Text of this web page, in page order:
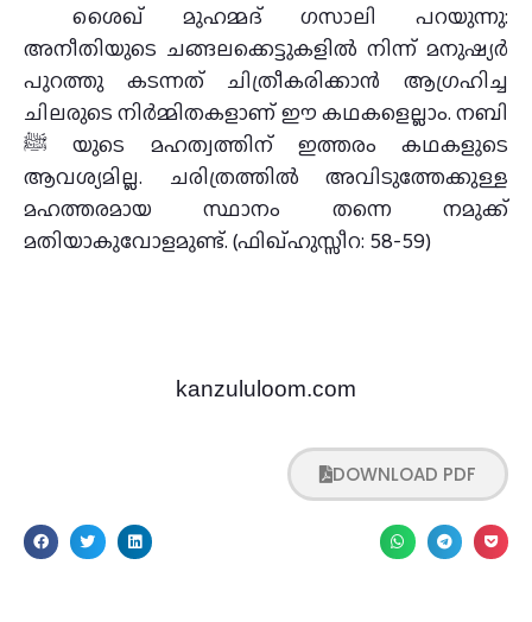
ശൈഖ് മുഹമ്മദ് ഗസാലി പറയുന്നു:
അനീതിയുടെ ചങ്ങലക്കെട്ടുകളിൽ നിന്ന് മനുഷ്യർ
പുറത്തു കടന്നത് ചിത്രീകരിക്കാൻ ആഗ്രഹിച്ച
ചിലരുടെ നിർമ്മിതകളാണ് ഈ കഥകളെല്ലാം. നബി
ﷺ യുടെ മഹത്വത്തിന് ഇത്തരം കഥകളുടെ
ആവശ്യമില്ല. ചരിത്രത്തിൽ അവിടുത്തേക്കുള്ള
മഹത്തരമായ സ്ഥാനം തന്നെ നമുക്ക്
മതിയാകുവോളമുണ്ട്. (ഫിഖ്‌ഹുസ്സീറ: 58-59)
kanzululoom.com
DOWNLOAD PDF